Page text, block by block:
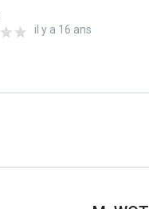
il y a 16 ans